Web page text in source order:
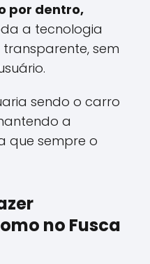
por dentro,
a tecnologia
sem
sendo o carro
a
que sempre o
no Fusca